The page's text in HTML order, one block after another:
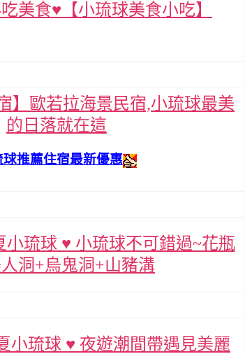
美食♥【小琉球美食小吃】
】歐若拉海景民宿,小琉球最美
的日落就在這
球推薦住宿最新優惠
小琉球 ♥ 小琉球不可錯過~花瓶
洞+烏鬼洞+山豬溝
小琉球 ♥ 夜遊潮間帶遇見美麗